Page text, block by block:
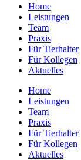
Home
Leistungen
Team
Praxis
Für Tierhalter
Für Kollegen
Aktuelles
Home
Leistungen
Team
Praxis
Für Tierhalter
Für Kollegen
Aktuelles